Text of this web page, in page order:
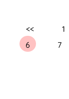
<< 1
6
7